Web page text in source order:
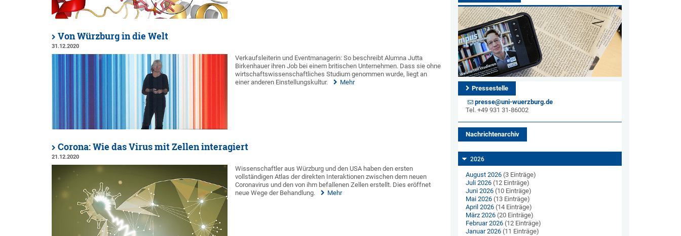
Von Würzburg in die Welt
31.12.2020
Verkaufsleiterin und Eventmanagerin: So beschreibt Alumna Jutta
Birkenhauer ihren Job bei einem britischen Unternehmen. Dass sie ohne
wirtschaftswissenschaftliches Studium genommen wurde, liegt an
einer anderen Einstellungskultur.
Mehr
Corona: Wie das Virus mit Zellen interagiert
21.12.2020
Wissenschaftler aus Würzburg und den USA haben den ersten
vollständigen Atlas der direkten Interaktionen zwischen dem neuen
Coronavirus und den von ihm befallenen Zellen erstellt. Dies eröffnet
neue Wege der Behandlung.
Mehr
Pressestelle
presse@uni-wuerzburg.de
Tel. +49 931 31-86002
Nachrichtenarchiv
2026
August 2026(3 Einträge)
Juli 2026(12 Einträge)
Juni 2026(10 Einträge)
Mai 2026(13 Einträge)
April 2026(14 Einträge)
März 2026(20 Einträge)
Februar 2026(12 Einträge)
Januar 2026(11 Einträge)